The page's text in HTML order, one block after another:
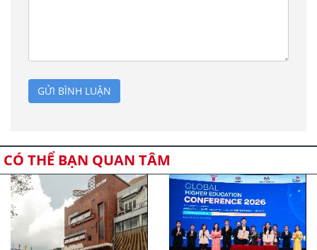
GỬI BÌNH LUẬN
CÓ THỂ BẠN QUAN TÂM